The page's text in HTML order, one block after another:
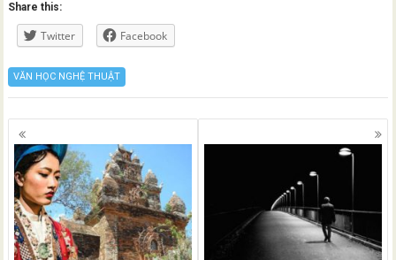
Share this:
Twitter Facebook
VĂN HỌC NGHỆ THUẬT
Posts
navigation